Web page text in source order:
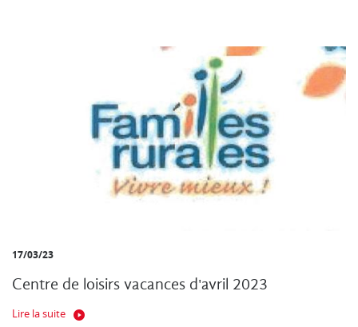
17/03/23
Centre de loisirs vacances d'avril 2023
Lire la suite